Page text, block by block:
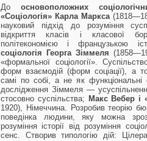
До основоположних
«Соціологія» Карла Маркса
науковий підхід до розуміння
відкриття класів і класової
політекономією і французькою
соціологія Георга Зіммеля
«формальної соціології».
форм взаємодій (форм соціації), а
самі по собі, а не як функціональні
дослідження Зіммеля —
стосовно суспільства; Макс Вебер і
1920), Німеччина. Розробив теорію
поведінка людини, яку можна
розуміння історії від розуміння
сенс. Створив типологію дій: